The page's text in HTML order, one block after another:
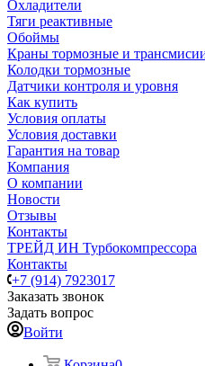
Охладители
Тяги реактивные
Обоймы
Краны тормозные и
Колодки тормозные
Датчики контроля и уровня
Как купить
Условия оплаты
Условия доставки
Гарантия на товар
Компания
О компании
Новости
Отзывы
Контакты
ТРЕЙД ИН Турбокомпрессора
Контакты
+7 (914) 7923017
Заказать звонок
Задать вопрос
Войти